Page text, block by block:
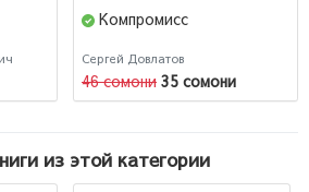
Компромисс
Сергей Довлатов
46 сомони 35 сомони
из этой категории